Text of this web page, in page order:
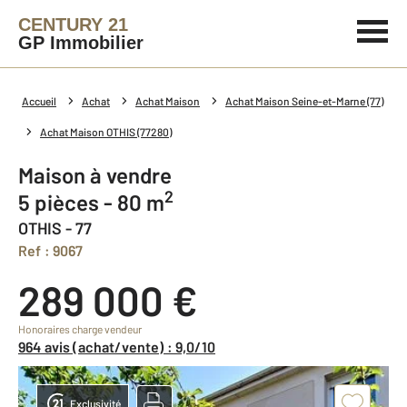
CENTURY 21
GP Immobilier
Accueil Achat Achat Maison Achat Maison Seine-et-Marne (77)
Achat Maison OTHIS (77280)
Maison à vendre
5 pièces - 80 m2
OTHIS - 77
Ref : 9067
289 000 €
Honoraires charge vendeur
964 avis (achat/vente) : 9,0/10
Exclusivité